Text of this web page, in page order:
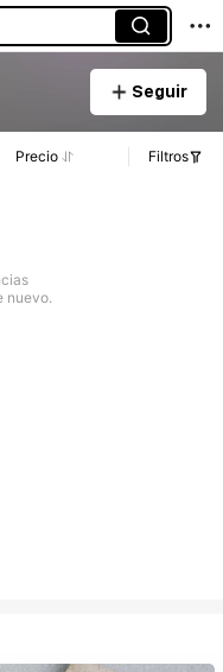
Seguir
Precio Filtros
nuevo.